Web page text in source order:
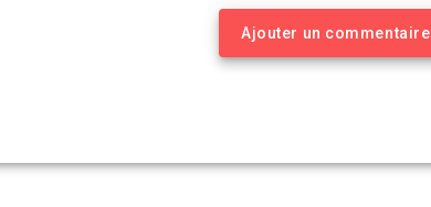
Ajouter un commentaire